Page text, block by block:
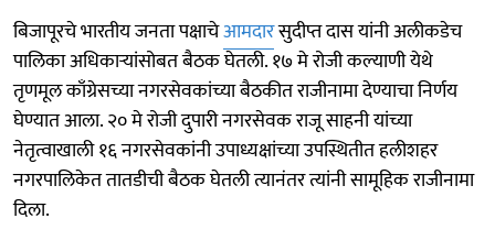
बिजापूरचे भारतीय जनता पक्षाचेआमदारसुदीप्त दास यांनी अलीकडेच
पालिका अधिकाऱ्यांसोबत बैठक घेतली. १७ मे रोजी कल्याणी येथे
तृणमूल काँग्रेसच्या नगरसेवकांच्या बैठकीत राजीनामा देण्याचा निर्णय
घेण्यात आला. २० मे रोजी दुपारी नगरसेवक राजू साहनी यांच्या
नेतृत्वाखाली १६ नगरसेवकांनी उपाध्यक्षांच्या उपस्थितीत हलीशहर
नगरपालिकेत तातडीची बैठक घेतली त्यानंतर त्यांनी सामूहिक राजीनामा
दिला.